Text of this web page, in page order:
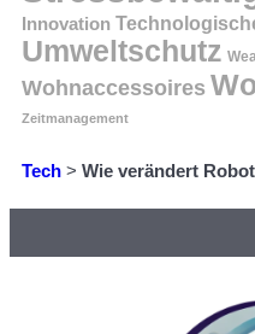
Innovation
Umweltschutz
Wohnaccessoires
Zeitmanagement
Tech > Wie verändert